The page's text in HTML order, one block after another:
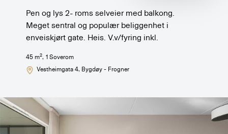
Pen og lys 2- roms selveier med balkong.
Meget sentral og populær beliggenhet i
enveiskjørt gate. Heis. V.v/fyring inkl.
45 m2, 1 Soverom
Vestheimgata 4, Bygdøy - Frogner